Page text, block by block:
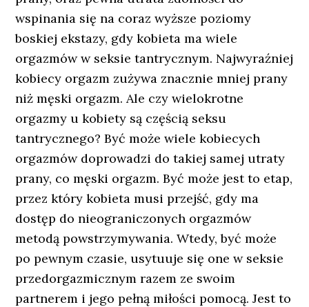
wspinania się na coraz wyższe poziomy
boskiej ekstazy, gdy kobieta ma wiele
orgazmów w seksie tantrycznym. Najwyraźniej
kobiecy orgazm zużywa znacznie mniej prany
niż męski orgazm. Ale czy wielokrotne
orgazmy u kobiety są częścią seksu
tantrycznego? Być może wiele kobiecych
orgazmów doprowadzi do takiej samej utraty
prany, co męski orgazm. Być może jest to etap,
przez który kobieta musi przejść, gdy ma
dostęp do nieograniczonych orgazmów
metodą powstrzymywania. Wtedy, być może
po pewnym czasie, usytuuje się one w seksie
przedorgazmicznym razem ze swoim
partnerem i jego pełną miłości pomocą. Jest to